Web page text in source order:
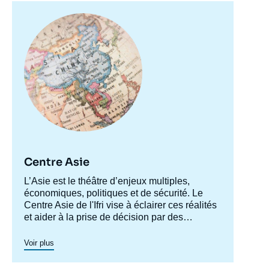
principale
Centre Asie
Accroche
centre
L’Asie est le théâtre d’enjeux multiples,
économiques, politiques et de sécurité. Le
Centre Asie de l'Ifri vise à éclairer ces réalités
et aider à la prise de décision par des
d’une plateforme de dialogue permanent
autour de ces enjeux.
de deux grands axes : les relations des
grandes puissances asiatiques avec le reste
du monde et les dynamiques internes des
Voir plus
l'autre crise européenne », Articles, Ifri, 1
septembre 2015.
Copier